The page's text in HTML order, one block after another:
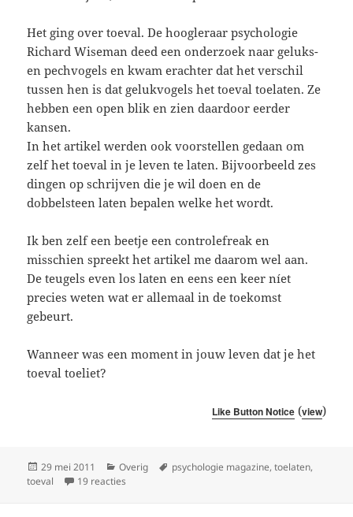
Het ging over toeval. De hoogleraar psychologie
Richard Wiseman deed een onderzoek naar geluks-
en pechvogels en kwam erachter dat het verschil
tussen hen is dat gelukvogels het toeval toelaten. Ze
hebben een open blik en zien daardoor eerder
kansen.
In het artikel werden ook voorstellen gedaan om
zelf het toeval in je leven te laten. Bijvoorbeeld zes
dingen op schrijven die je wil doen en de
dobbelsteen laten bepalen welke het wordt.
Ik ben zelf een beetje een controlefreak en
misschien spreekt het artikel me daarom wel aan.
De teugels even los laten en eens een keer níet
precies weten wat er allemaal in de toekomst
gebeurt.
Wanneer was een moment in jouw leven dat je het
toeval toeliet?
Like Button Notice(view)
Geplaatst
op
29 mei 2011 Categorieën
Overig Tags
psychologie magazine,toelaten,
toeval
19 reacties